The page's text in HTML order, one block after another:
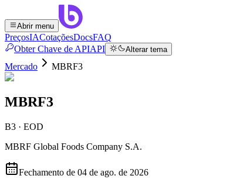
Abrir menu
PreçosIACotaçõesDocsFAQ
Obter Chave de APIAPI Alterar tema
Mercado MBRF3
MBRF3
B3 · EOD
MBRF Global Foods Company S.A.
Fechamento de 04 de ago. de 2026